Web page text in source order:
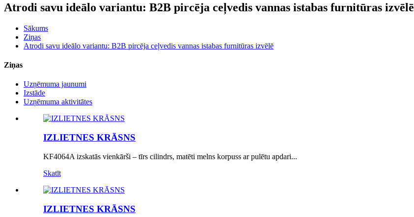
Atrodi savu ideālo variantu: B2B pircēja ceļvedis vannas istabas furnitūras izvēlē
Sākums
Ziņas
Atrodi savu ideālo variantu: B2B pircēja ceļvedis vannas istabas furnitūras izvēlē
Ziņas
Uzņēmuma jaunumi
Izstāde
Uzņēmuma aktivitātes
IZLIETNES KRĀSNS
KF4064A izskatās vienkārši – tīrs cilindrs, matēti melns korpuss ar pulētu apdari...
Skatīt
IZLIETNES KRĀSNS